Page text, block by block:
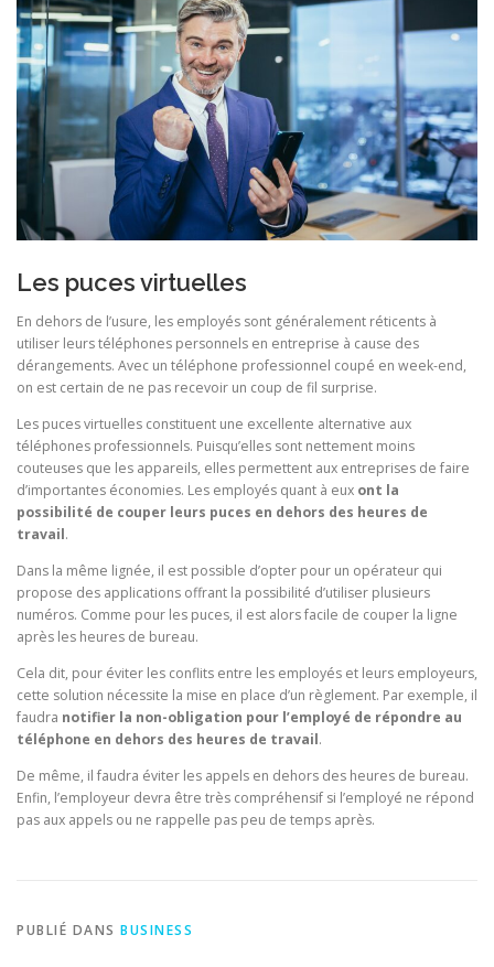
Les puces virtuelles
En dehors de l’usure, les employés sont généralement réticents à
utiliser leurs téléphones personnels en entreprise à cause des
dérangements. Avec un téléphone professionnel coupé en week-end,
on est certain de ne pas recevoir un coup de fil surprise.
Les puces virtuelles constituent une excellente alternative aux
téléphones professionnels. Puisqu’elles sont nettement moins
couteuses que les appareils, elles permettent aux entreprises de faire
d’importantes économies. Les employés quant à eux ont la
possibilité de couper leurs puces en dehors des heures de
travail.
Dans la même lignée, il est possible d’opter pour un opérateur qui
propose des applications offrant la possibilité d’utiliser plusieurs
numéros. Comme pour les puces, il est alors facile de couper la ligne
après les heures de bureau.
Cela dit, pour éviter les conflits entre les employés et leurs employeurs,
cette solution nécessite la mise en place d’un règlement. Par exemple, il
faudra notifier la non-obligation pour l’employé de répondre au
téléphone en dehors des heures de travail.
De même, il faudra éviter les appels en dehors des heures de bureau.
Enfin, l’employeur devra être très compréhensif si l’employé ne répond
pas aux appels ou ne rappelle pas peu de temps après.
PUBLIÉ DANS BUSINESS